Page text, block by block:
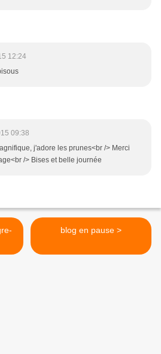
12:24
09:38
j'adore les prunes<br /> Merci
/> Bises et belle journée
blog en pause >